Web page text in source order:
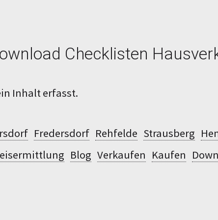
Checklisten
Inhalt erfasst.
Fredersdorf Rehfelde Strausberg
Blog Verkaufen Kaufen